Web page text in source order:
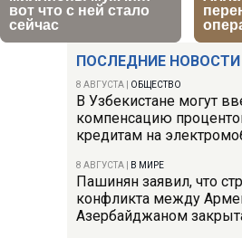
ПОСЛЕДНИЕ НОВОСТИ
8 АВГУСТА ОБЩЕСТВО
В Узбекистане могут
компенсацию
кредитам на
8 АВГУСТА В МИРЕ
Пашинян заявил, что
конфликта между
Азербайджаном